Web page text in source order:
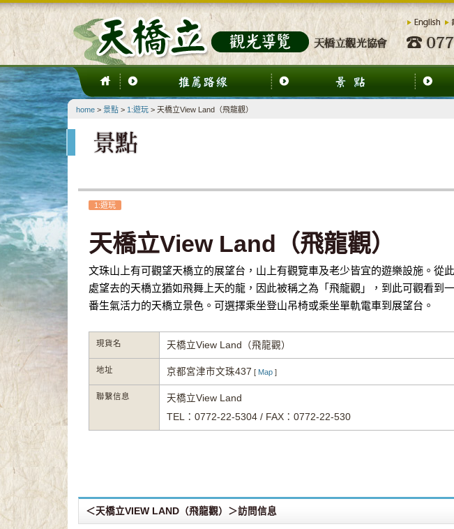
home> 景點> 1:遊玩> 天橋立View Land（飛龍觀）
1:遊玩
天橋立View Land（飛龍觀）
文珠山上有可觀望天橋立的展望台，山上有觀覽車及老少皆宜的遊樂設施。從此
處望去的天橋立猶如飛舞上天的龍，因此被稱之為「飛龍觀」，到此可觀看到一
番生氣活力的天橋立景色。可選擇乘坐登山吊椅或乘坐單軌電車到展望台。
現貨名 天橋立View Land（飛龍觀）
地址 京都宮津市文珠437 [ Map ]
聯繫信息
天橋立View Land
TEL：0772-22-5304 / FAX：0772-22-530
＜天橋立VIEW LAND（飛龍觀）＞訪問信息